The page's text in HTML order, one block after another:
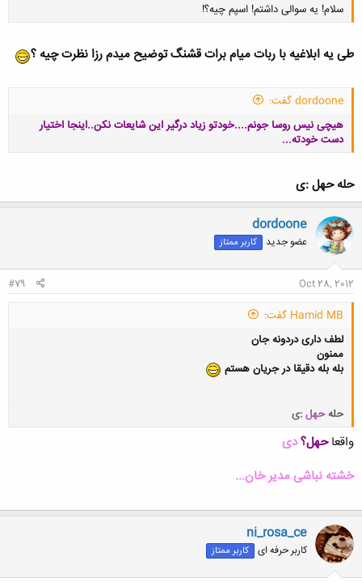
سلام! یه سوالی داشتم! اسپم چیه؟!
کلیک کنید تا باز شود...
طی یه ابلاغیه با ربات میام برات قشنگ توضیح میدم رزا نظرت چیه ؟
dordoone گفت:
هیچی نیس روسا جونم....خودتو زیاد درگیر این شایعات نکن..اینجا اختیار
دست خودته...
کلیک کنید تا باز شود...
حله حهل :ی
dordoone
عضو جدید کاربر ممتاز
Oct 28, 2012
#79
Hamid MB گفت:
لطف داری دردونه جان
ممنون
بله بله دقیقا در جریان هستم
حلهحهل:ی
واقعاحهل؟دی
خشته نباشی مدیر خان...
ni_rosa_ce
کاربر حرفه ای کاربر ممتاز